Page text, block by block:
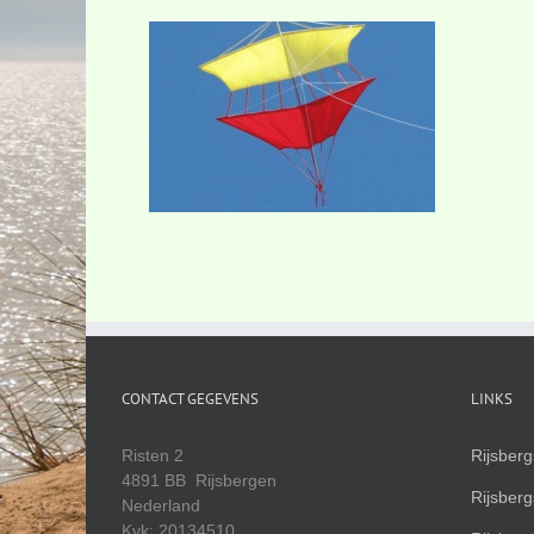
CONTACT GEGEVENS
Risten 2
4891 BB Rijsbergen
Nederland
LINKS